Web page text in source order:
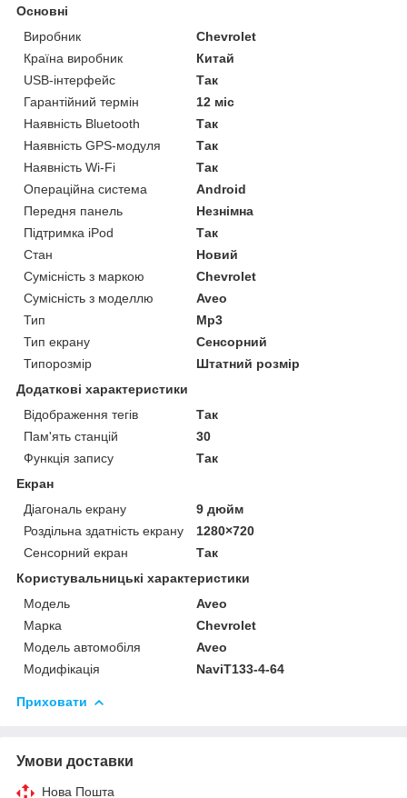
Основні
Виробник
Chevrolet
Країна виробник
Китай
USB-інтерфейс
Так
Гарантійний термін
12 міс
Наявність Bluetooth
Так
Наявність GPS-модуля
Так
Наявність Wi-Fi
Так
Операційна система
Android
Передня панель
Незнімна
Підтримка iPod
Так
Стан
Новий
Сумісність з маркою
Chevrolet
Сумісність з моделлю
Aveo
Тип
Mp3
Тип екрану
Сенсорний
Типорозмір
Штатний розмір
Додаткові характеристики
Відображення тегів
Так
Пам'ять станцій
30
Функція запису
Так
Екран
Діагональ екрану
9 дюйм
Роздільна здатність екрану
1280×720
Сенсорний екран
Так
Користувальницькі характеристики
Мoдель
Aveo
Марка
Chevrolet
Модель автомобіля
Aveo
Модифікація
NaviT133-4-64
Приховати
Умови доставки
Нова Пошта